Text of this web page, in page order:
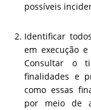
possíveis
Identificar
em execução
Consultar o
finalidades e
como essas
por meio de